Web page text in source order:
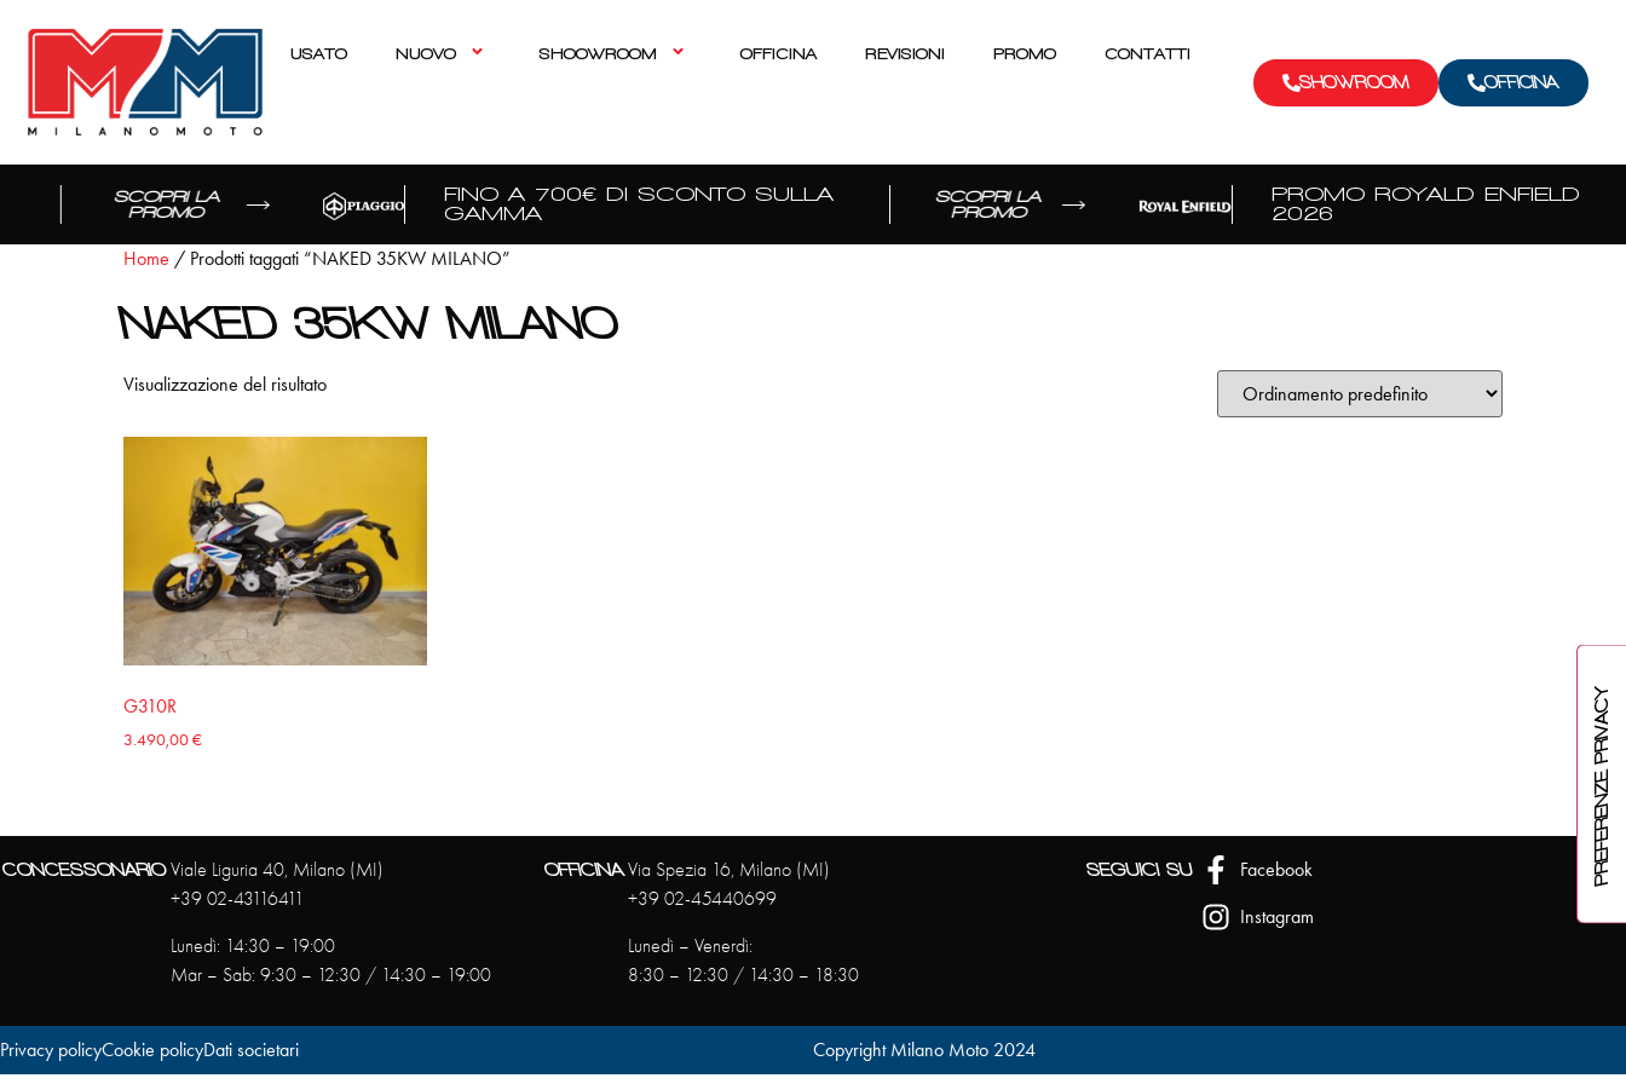
USATO NUOVO SHOOWROOM OFFICINA REVISIONI PROMO CONTATTI
SHOWROOM OFFICINA
SCOPRI LA
PROMO
FINO A 700€ DI SCONTO SULLA
GAMMA
SCOPRI LA
PROMO
PROMO ROYALD ENFIELD
2026
Home / Prodotti taggati “NAKED 35KW MILANO”
NAKED 35KW MILANO
Visualizzazione del risultato
G310R
3.490,00€
CONCESSONARIOViale Liguria 40, Milano (MI)
+39 02-43116411
Lunedì: 14:30 – 19:00
Mar – Sab: 9:30 – 12:30 / 14:30 – 19:00
OFFICINAVia Spezia 16, Milano (MI)
+39 02-45440699
Lunedì – Venerdì:
8:30 – 12:30 / 14:30 – 18:30
SEGUICI SU Facebook
Instagram
Privacy policyCookie policyDati societari Copyright Milano Moto 2024